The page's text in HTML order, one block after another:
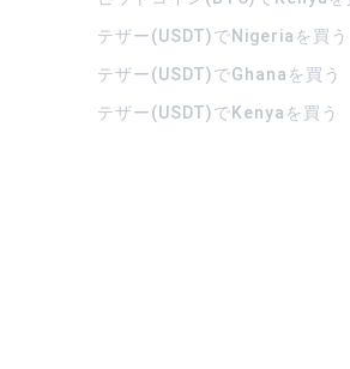
テザー(USDT)でNigeriaを買う
テザー(USDT)でGhanaを買う
テザー(USDT)でKenyaを買う